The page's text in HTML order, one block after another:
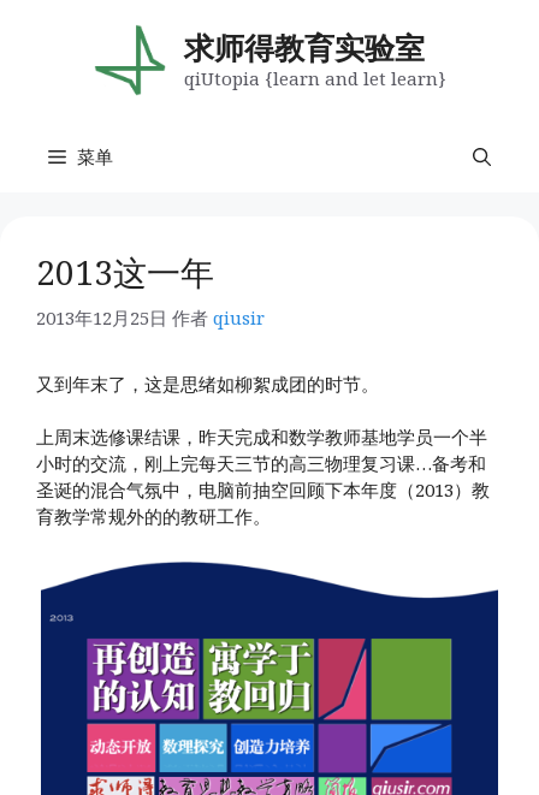
求师得教育实验室
qiUtopia {learn and let learn}
菜单
2013这一年
2013年12月25日 作者 qiusir
又到年末了，这是思绪如柳絮成团的时节。
上周末选修课结课，昨天完成和数学教师基地学员一个半
小时的交流，刚上完每天三节的高三物理复习课…备考和
圣诞的混合气氛中，电脑前抽空回顾下本年度（2013）教
育教学常规外的的教研工作。